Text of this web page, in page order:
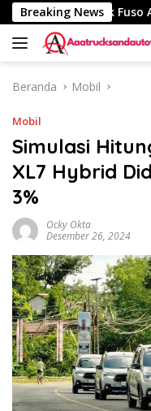
Langsung
ke
konten
Breaking News
Truk Fuso Aman
Beranda Mobil
Mobil
Simulasi
XL7 Hybrid
3%
Ocky Okta
Desember 26, 2024